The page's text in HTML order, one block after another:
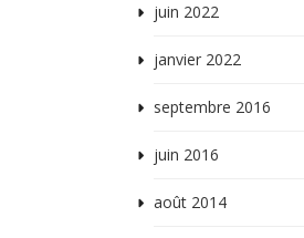
juin 2022
janvier 2022
septembre 2016
juin 2016
août 2014